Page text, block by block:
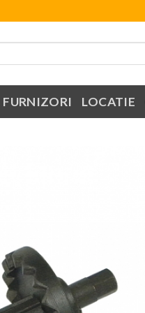
FURNIZORI LOCATIE